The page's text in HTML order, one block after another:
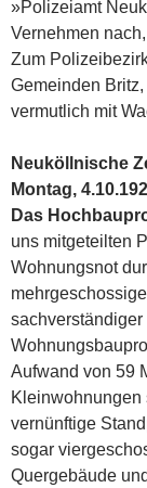
»Polizeiamt
Vernehmen
Zum
Gemeinden
vermutlich mit
Neuköllnische
Montag,
Das
uns mitgeteilten
Wohnungsnot
Aufwand von 59
Kleinwohnungen
vernünftige
sogar
Quergebäude